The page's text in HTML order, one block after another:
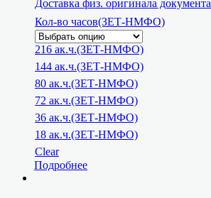
Доставка физ. оригинала документа
Кол-во часов(ЗЕТ-НМФО)
216 ак.ч.(ЗЕТ-НМФО)
144 ак.ч.(ЗЕТ-НМФО)
80 ак.ч.(ЗЕТ-НМФО)
72 ак.ч.(ЗЕТ-НМФО)
36 ак.ч.(ЗЕТ-НМФО)
18 ак.ч.(ЗЕТ-НМФО)
Clear
Подробнее